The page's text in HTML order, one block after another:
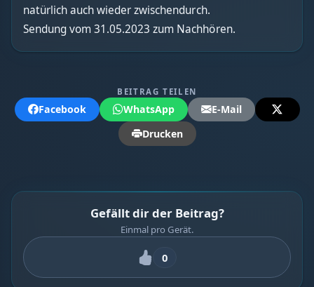
natürlich auch wieder zwischendurch.
Sendung vom 31.05.2023 zum Nachhören.
BEITRAG TEILEN
Facebook WhatsApp
E-Mail
Drucken
Gefällt dir der Beitrag?
Einmal pro Gerät.
0